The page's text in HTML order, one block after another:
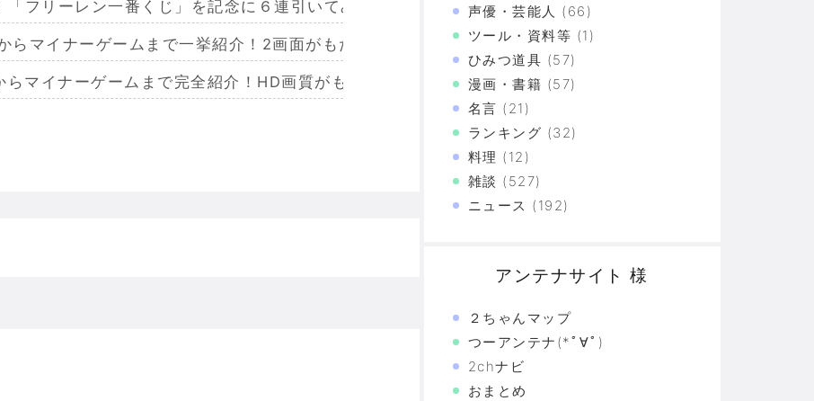
「フリーレン一番くじ」を記念に６連引いてみた！気づけばXX連で合計○万円使ってた！？
らマイナーゲームまで一挙紹介！2画面がもたらす極上の恐怖
らマイナーゲームまで完全紹介！HD画質がもたらした真の恐怖…
らマイナーまで完全紹介！フルポリゴンがもたらした恐怖の革命
ームを名作からマイナーまで完全紹介！ビジュアルメモリと駆け抜けた日々を思い出そう
声優・芸能人 (66)
ツール・資料等 (1)
ひみつ道具 (57)
漫画・書籍 (57)
名言 (21)
ランキング (32)
料理 (12)
雑談 (527)
ニュース (192)
アンテナサイト 様
２ちゃんマップ
つーアンテナ(*ﾟ∀ﾟ)
2chナビ
おまとめ